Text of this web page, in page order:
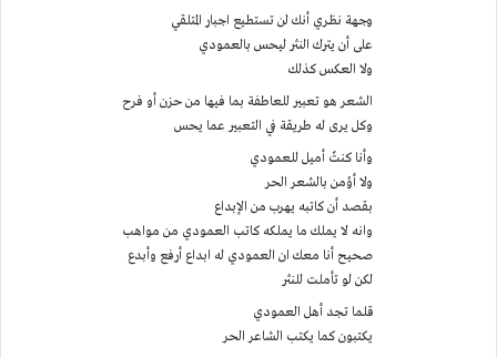
وجهة نظري أنك لن تستطيع اجبار المتلقي
على أن يترك النثر ليحس بالعمودي
ولا العكس كذلك
الشعر هو تعبير للعاطفة بما فيها من حزن أو فرح
وكل يرى له طريقة في التعبير عما يحس
وأنا كنتٌ أميل للعمودي
ولا أؤمن بالشعر الحر
بقصد أن كاتبه يهرب من الإبداع
وانه لا يملك ما يملكه كاتب العمودي من مواهب
صحيح أنا معك ان العمودي له ابداع أرفع وأبدع
لكن لو تأملت للنثر
قلما تجد أهل العمودي
يكتبون كما يكتب الشاعر الحر